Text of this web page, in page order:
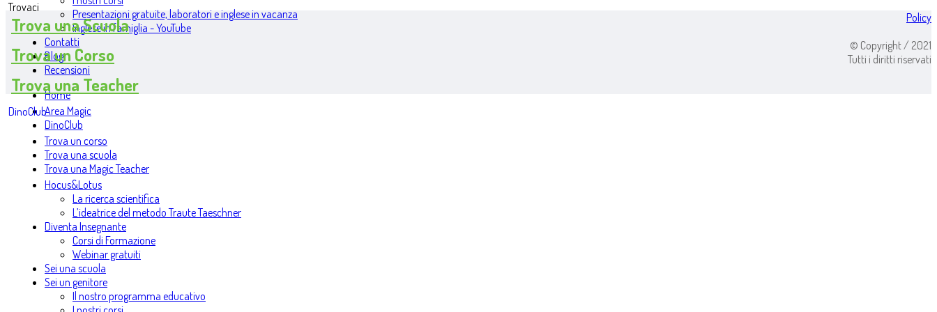
Presentazioni gratuite, laboratori e inglese in vacanza
Inglese in famiglia - YouTube
Contatti
Blog
Recensioni
Home
Area Magic
DinoClub
Trova un corso
Trova una scuola
Trova una Magic Teacher
Hocus&Lotus
La ricerca scientifica
L’ideatrice del metodo Traute Taeschner
Diventa Insegnante
Corsi di Formazione
Webinar gratuiti
Sei una scuola
Sei un genitore
Il nostro programma educativo
Trovaci
Trova una Scuola
Trova un Corso
Trova una Teacher
DinoClub
Policy
© Copyright / 2021
Tutti i diritti riservati